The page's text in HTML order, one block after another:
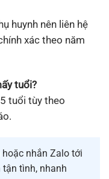
huynh nên liên hệ
xác theo năm
tuổi?
tuổi tùy theo
hoặc nhắn Zalo tới
tình, nhanh